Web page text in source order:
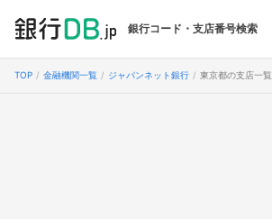
銀行コード・支店番号検索
TOP 金融機関一覧 ジャパンネット銀行 東京都の支店一覧